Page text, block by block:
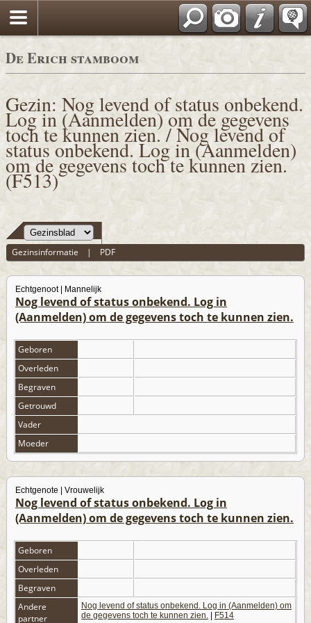
De Erich stamboom
Gezin: Nog levend of status onbekend.
Log in (Aanmelden) om de gegevens
toch te kunnen zien. / Nog levend of
status onbekend. Log in (Aanmelden)
om de gegevens toch te kunnen zien.
(F513)
Gezinsinformatie | PDF
Echtgenoot | Mannelijk
Nog levend of status onbekend. Log in
(Aanmelden) om de gegevens toch te kunnen zien.
Geboren
Overleden
Begraven
Getrouwd
Vader
Moeder
Echtgenote | Vrouwelijk
Nog levend of status onbekend. Log in
(Aanmelden) om de gegevens toch te kunnen zien.
Geboren
Overleden
Begraven
Andere
partner
Nog levend of status onbekend. Log in (Aanmelden) om
de gegevens toch te kunnen zien.
F514